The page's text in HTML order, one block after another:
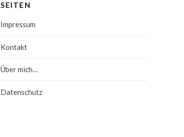
SEITEN
Impressum
Kontakt
Über mich…
Datenschutz